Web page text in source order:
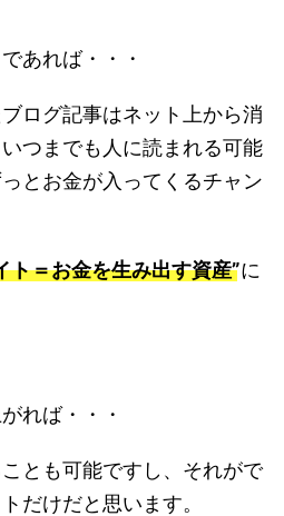
あれば・・・
ログ記事はネット上から消
つまでも人に読まれる可能
とお金が入ってくるチャン
ト＝お金を生み出す資産”に
れば・・・
とも可能ですし、それがで
だけだと思います。